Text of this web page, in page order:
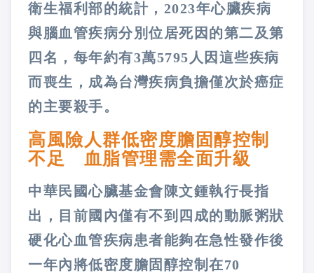
衛生福利部的統計，2023年心臟疾病
與腦血管疾病分別位居死因的第二及第
四名，每年約有3萬5795人因這些疾病
而喪生，成為台灣疾病負擔僅次於癌症
的主要殺手。
高風險人群低密度膽固醇控制
不足 血脂管理需全面升級
中華民國心臟基金會陳文鍾執行長指
出，目前國內僅有不到四成的動脈粥狀
硬化心血管疾病患者能夠在急性發作後
一年內將低密度膽固醇控制在70